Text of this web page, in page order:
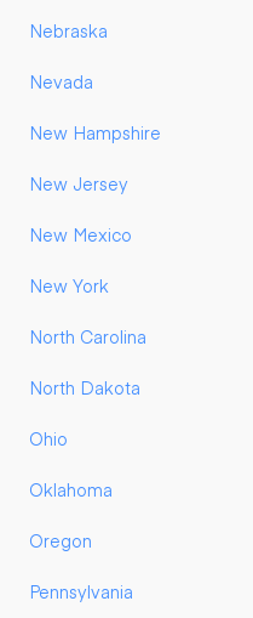
Nebraska
Nevada
New Hampshire
New Jersey
New Mexico
New York
North Carolina
North Dakota
Ohio
Oklahoma
Oregon
Pennsylvania